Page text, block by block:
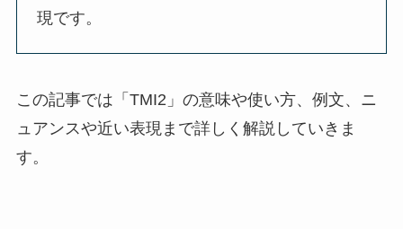
現です。
この記事では「TMI2」の意味や使い方、例文、ニ
ュアンスや近い表現まで詳しく解説していきま
す。